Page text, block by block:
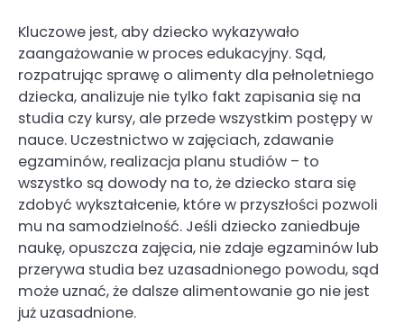
Kluczowe jest, aby dziecko wykazywało
zaangażowanie w proces edukacyjny. Sąd,
rozpatrując sprawę o alimenty dla pełnoletniego
dziecka, analizuje nie tylko fakt zapisania się na
studia czy kursy, ale przede wszystkim postępy w
nauce. Uczestnictwo w zajęciach, zdawanie
egzaminów, realizacja planu studiów – to
wszystko są dowody na to, że dziecko stara się
zdobyć wykształcenie, które w przyszłości pozwoli
mu na samodzielność. Jeśli dziecko zaniedbuje
naukę, opuszcza zajęcia, nie zdaje egzaminów lub
przerywa studia bez uzasadnionego powodu, sąd
może uznać, że dalsze alimentowanie go nie jest
już uzasadnione.